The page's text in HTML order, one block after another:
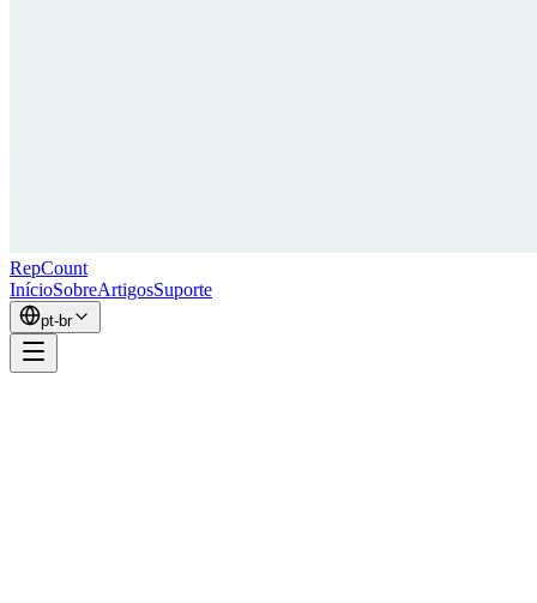
RepCount
InícioSobreArtigosSuporte
pt-br